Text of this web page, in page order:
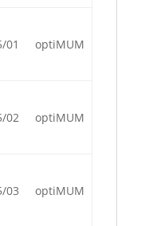
01 optiMUM
02 optiMUM
03 optiMUM